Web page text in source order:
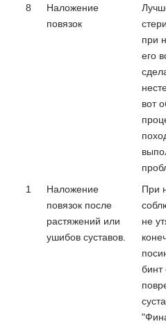
8
Наложение
повязок
при
его
вот
1
Наложение
повязок после
растяжений или
ушибов суставов.
При
не
бинт